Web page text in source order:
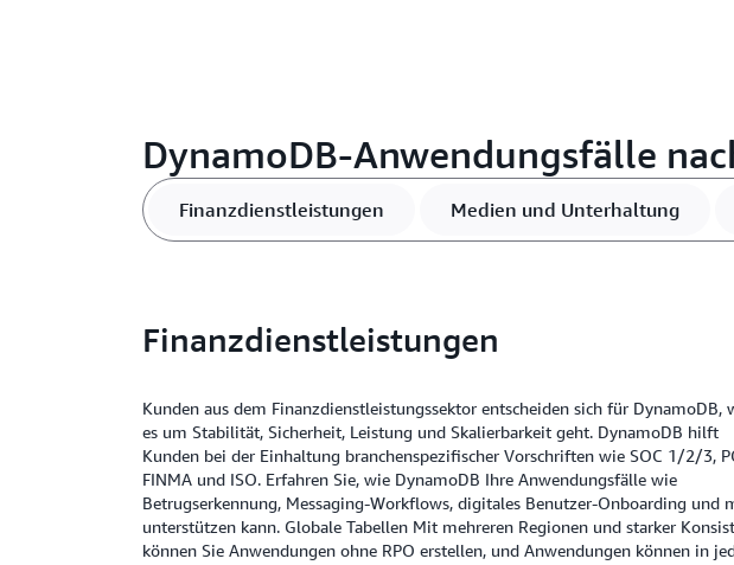
DynamoDB-Anwendungsfälle
Finanzdienstleistungen Medien und Unterhaltung
Finanzdienstleistungen
Kunden aus dem Finanzdienstleistungssektor entscheiden sich für DynamoDB,
es um Stabilität, Sicherheit, Leistung und Skalierbarkeit geht. DynamoDB hilft
Kunden bei der Einhaltung branchenspezifischer Vorschriften wie SOC 1/2/3,
FINMA und ISO. Erfahren Sie, wie DynamoDB Ihre Anwendungsfälle wie
Betrugserkennung, Messaging-Workflows, digitales Benutzer-Onboarding und
unterstützen kann. Globale Tabellen Mit mehreren Regionen und starker
können Sie Anwendungen ohne RPO erstellen, und Anwendungen können in